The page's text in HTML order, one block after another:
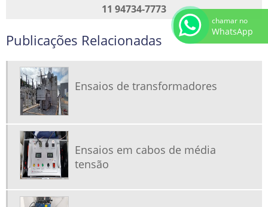
11 94734-7773
Publicações Relacionadas
Ensaios de transformadores
Ensaios em cabos de média
tensão
chamar no
WhatsApp